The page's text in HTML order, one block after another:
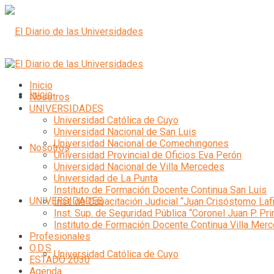
Inicio
Nosotros
UNIVERSIDADES
Universidad Católica de Cuyo
Inicio
Nosotros
UNIVERSIDADES
Universidad Católica de Cuyo
Universidad Nacional de San Luis
Universidad Nacional de Comechingones
Universidad Provincial de Oficios Eva Perón
Universidad Nacional de Villa Mercedes
Universidad de La Punta
Instituto de Formación Docente Continua San Luis
Inst. de Capacitación Judicial “Juan Crisóstomo
Inst. Sup. de Seguridad Pública “Coronel Juan P.
Instituto de Formación Docente Continua Villa
Profesionales
O.D.S
ESTADO 2030
Agenda